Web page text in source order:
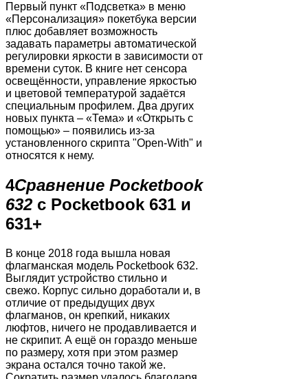
Первый пункт «Подсветка» в меню
«Персонализация» покетбука версии
плюс добавляет возможность
задавать параметры автоматической
регулировки яркости в зависимости от
времени суток. В книге нет сенсора
освещённости, управление яркостью
и цветовой температурой задаётся
специальным профилем. Два других
новых пункта – «Тема» и «Открыть с
помощью» – появились из-за
установленного скрипта "Open-With" и
относятся к нему.
4Сравнение Pocketbook
632 с Pocketbook 631 и
631+
В конце 2018 года вышла новая
флагманская модель Pocketbook 632.
Выглядит устройство стильно и
свежо. Корпус сильно доработали и, в
отличие от предыдущих двух
флагманов, он крепкий, никаких
люфтов, ничего не продавливается и
не скрипит. А ещё он гораздо меньше
по размеру, хотя при этом размер
экрана остался точно такой же.